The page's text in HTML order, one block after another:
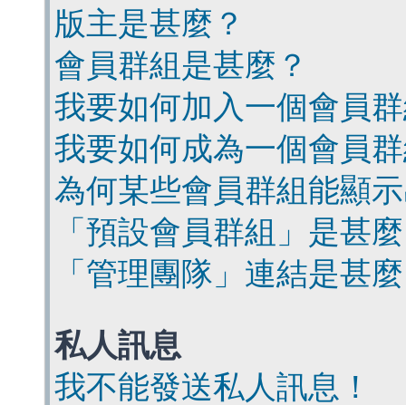
版主是甚麼？
會員群組是甚麼？
我要如何加入一個會員
我要如何成為一個會員
為何某些會員群組能顯
「預設會員群組」是甚
「管理團隊」連結是甚
私人訊息
我不能發送私人訊息！